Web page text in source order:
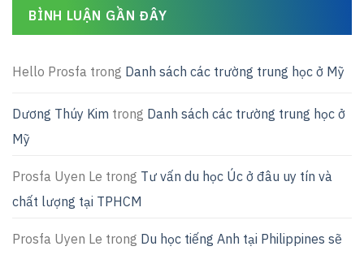
BÌNH LUẬN GẦN ĐÂY
Hello Prosfa trong Danh sách các trường trung học ở Mỹ
Dương Thúy Kim trong Danh sách các trường trung học ở
Mỹ
Prosfa Uyen Le trong Tư vấn du học Úc ở đâu uy tín và
chất lượng tại TPHCM
Prosfa Uyen Le trong Du học tiếng Anh tại Philippines sẽ